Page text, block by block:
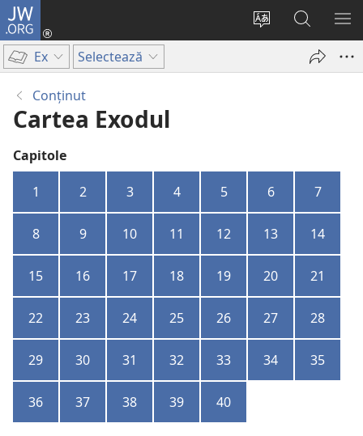
JW.ORG
Schimbaţi
site-
Conectează-
Căutați
pe
JW.ORG
Ex Selectează
Conţinut
Cartea Exodul
Capitole
1 2 3 4 5 6 7
8 9 10 11 12 13 14
15 16 17 18 19 20 21
22 23 24 25 26 27 28
29 30 31 32 33 34 35
36 37 38 39 40